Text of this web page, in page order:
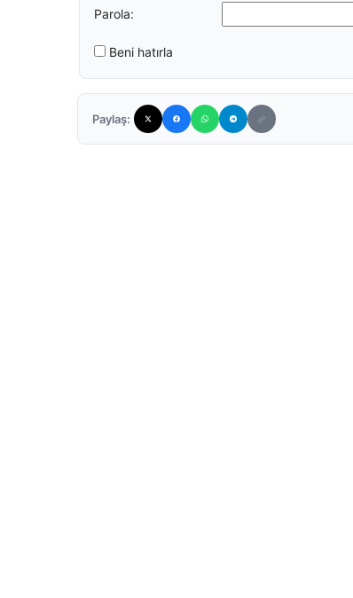
Parola:
Beni hatırla
Paylaş: